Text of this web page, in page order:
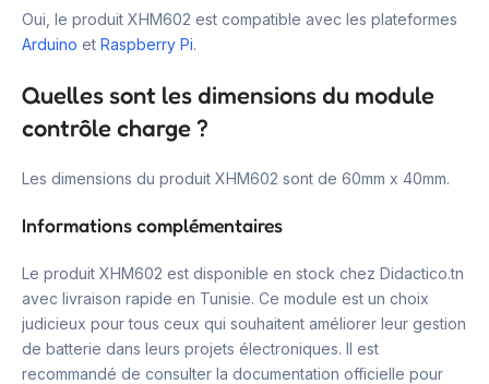
Oui, le produit XHM602 est compatible avec les plateformes
Arduino et Raspberry Pi.
Quelles sont les dimensions du module
contrôle charge ?
Les dimensions du produit XHM602 sont de 60mm x 40mm.
Informations complémentaires
Le produit XHM602 est disponible en stock chez Didactico.tn
avec livraison rapide en Tunisie. Ce module est un choix
judicieux pour tous ceux qui souhaitent améliorer leur gestion
de batterie dans leurs projets électroniques. Il est
recommandé de consulter la documentation officielle pour